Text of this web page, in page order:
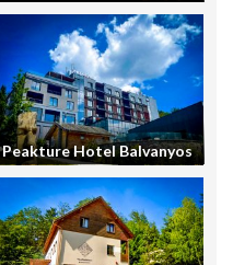
Peakture Hotel Balvanyos